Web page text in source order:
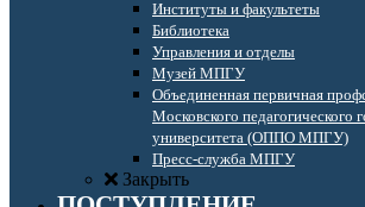
Институты и факультеты
Библиотека
Управления и отделы
Музей МПГУ
Объединенная первичная
Московского педагогического
университета (ОППО МПГУ)
Пресс-служба МПГУ
Закрыть